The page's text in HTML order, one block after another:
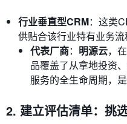
行业垂直型CRM：这类
供贴合该行业特有业务流
代表厂商： 明源云，
品覆盖了从拿地投资
服务的全生命周期，
2. 建立评估清单：挑